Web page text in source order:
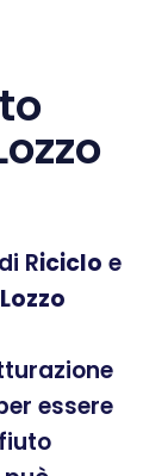
di Riciclo e
Lozzo
essere